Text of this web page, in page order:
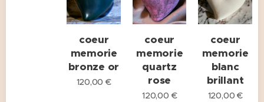
coeur
memorie
bronze or
120,00 €
coeur
memorie
quartz
rose
120,00 €
coeur
memorie
blanc
brillant
120,00 €